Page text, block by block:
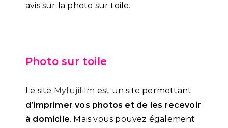
avis sur la photo sur toile.
Photo sur toile
Le site Myfujifilm est un site permettant
d’imprimer vos photos et de les recevoir
à domicile. Mais vous pouvez également